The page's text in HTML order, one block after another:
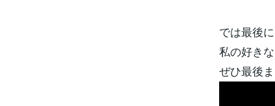
では最後
私の好き
ぜひ最後